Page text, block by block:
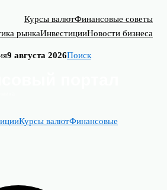
Курсы валютФинансовые советы
рынкаИнвестицииНовости бизнеса
9 августа 2026Поиск
Курсы валютФинансовые